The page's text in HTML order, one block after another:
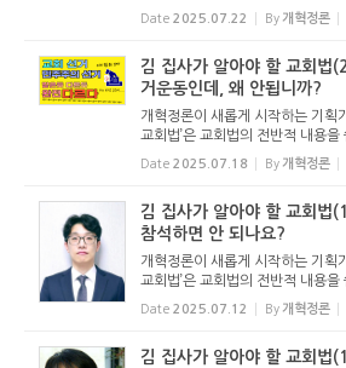
다. 기독교보와 함께 진행하는 시
기독교보의 허락을 받았습니다. 글
Date 2025.07.22 By 개혁정론
김 집사가 알아야 할 교회법
거운동인데, 왜 안됩니까?
개혁정론이 새롭게 시작하는 기획
교회법’은 교회법의 전반적 내용을
다. 기독교보와 함께 진행하는 시
기독교보의 허락을 받았습니다. 글
Date 2025.07.18 By 개혁정론
김 집사가 알아야 할 교회법
참석하면 안 되나요?
개혁정론이 새롭게 시작하는 기획
교회법’은 교회법의 전반적 내용을
다. 기독교보와 함께 진행하는 시
기독교보의 허락을 받았습니다. 글
Date 2025.07.12 By 개혁정론
김 집사가 알아야 할 교회법